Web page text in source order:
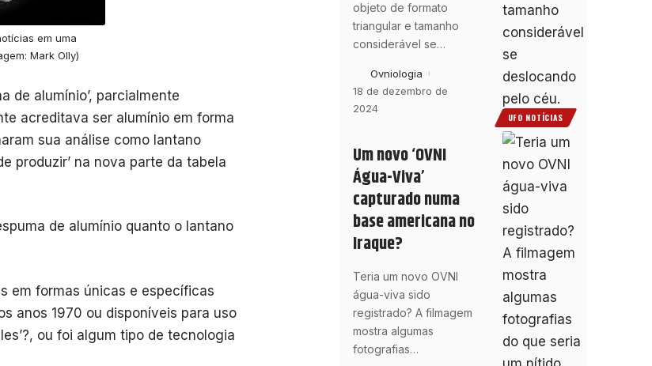
em uma
Mark Olly)
de alumínio’, parcialmente
acreditava ser alumínio em forma
sua análise como lantano
produzir’ na nova parte da tabela
de alumínio quanto o lantano
em formas únicas e específicas
anos 1970 ou disponíveis para uso
ou foi algum tipo de tecnologia
UFO NOTÍCIAS
objeto de formato
triangular e tamanho
considerável se…
Ovniologia
18 de dezembro de
2024
Um novo ‘OVNI
Água-Viva’
capturado numa
base americana no
Iraque?
Teria um novo OVNI
água-viva sido
registrado? A filmagem
mostra algumas
fotografias…